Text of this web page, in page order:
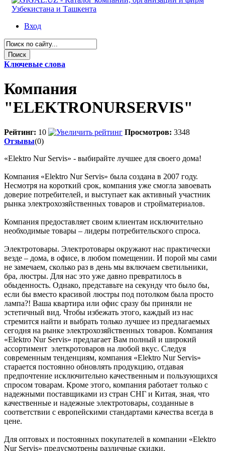
Вход
Ключевые слова
Компания
"ELEKTRONURSERVIS"
Рейтинг: 10 Просмотров: 3348
Отзывы(0)
«Elektro Nur Servis» - выбирайте лучшее для своего дома!
Компания «Elektro Nur Servis» была создана в 2007 году.
Несмотря на короткий срок, компания уже смогла завоевать
доверие потребителей, и выступает как активный участник
рынка электрохозяйственных товаров и стройматериалов.
Компания предоставляет своим клиентам исключительно
необходимые товары – лидеры потребительского спроса.
Электротовары. Электротовары окружают нас практически
везде – дома, в офисе, в любом помещении. И порой мы сами
не замечаем, сколько раз в день мы включаем светильники,
бра, люстры. Для нас это уже давно превратилось в
обыденность. Однако, представьте на секунду что было бы,
если бы вместо красивой люстры под потолком была просто
лампа?! Ваша квартира или офис сразу бы приняли не
эстетичный вид. Чтобы избежать этого, каждый из нас
стремится найти и выбрать только лучшее из предлагаемых
сегодня на рынке электрохозяйственных товаров. Компания
«Elektro Nur Servis» предлагает Вам полный и широкий
ассортимент элеткротоваров на любой вкус. Следуя
современным тенденциям, компания «Elektro Nur Servis»
старается постоянно обновлять продукцию, отдавая
предпочтение исключительно качественным и пользующихся
спросом товарам. Кроме этого, компания работает только с
надежными поставщиками из стран СНГ и Китая, зная, что
качественные и надежные электротовары, созданные в
соответствии с европейскими стандартами качества всегда в
цене.
Для оптовых и постоянных покупателей в компании «Elektro
Nur Servis» предусмотрены различные скидки.